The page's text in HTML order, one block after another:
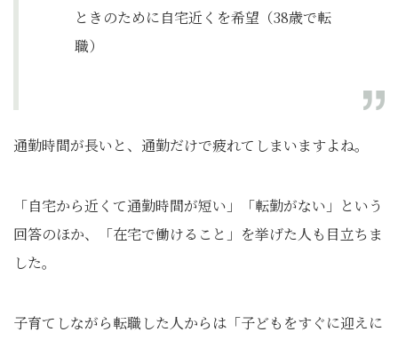
ときのために自宅近くを希望（38歳で転
職）
通勤時間が長いと、通勤だけで疲れてしまいますよね。
「自宅から近くて通勤時間が短い」「転勤がない」という
回答のほか、「在宅で働けること」を挙げた人も目立ちま
した。
子育てしながら転職した人からは「子どもをすぐに迎えに